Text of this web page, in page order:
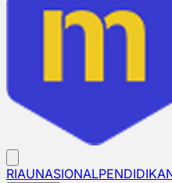
RIAUNASIONAL